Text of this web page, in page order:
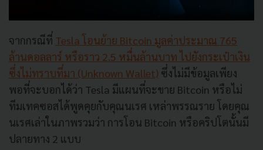
จากกรณีที่ Tesla โอนย้าย Bitcoin มูลค่าประมาณ 765
ล้านดอลลาร์ หรือราว 2.5 หมื่นล้านบาท ไปยังกระเป๋าเงิน
ซึ่งไม่ทราบที่มา (Unknown Wallet) ซึ่งไม่มีข้อมูลเพียง
พอที่จะบอกได้ว่า Tesla มีแผนที่จะขาย Bitcoin หรือไม่
ทีมเทคซอสได้พูดคุยกับคุณนเรศ เหล่าพรรณราย โดยคุณ
นเรศเล่าในภาพรวมว่า การโอน Bitcoin หรือคริปโตนั้นมี
ปลายทาง 2 แบบ